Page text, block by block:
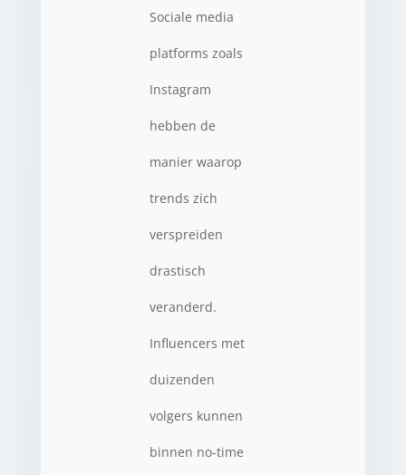
Sociale media
platforms zoals
Instagram
hebben de
manier waarop
trends zich
verspreiden
drastisch
veranderd.
Influencers met
duizenden
volgers kunnen
binnen no-time